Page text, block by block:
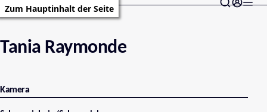
Zum Hauptinhalt der Seite
Tania Raymonde
Kamera